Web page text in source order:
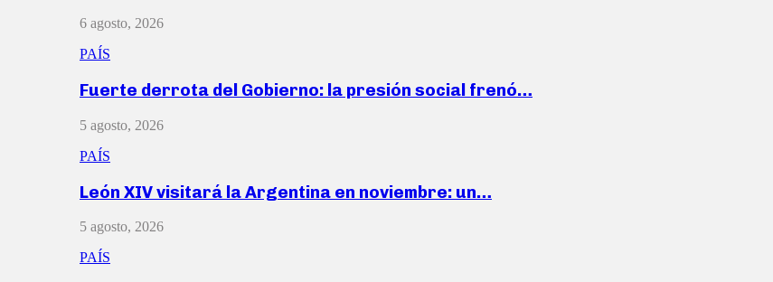
6 agosto, 2026
PAÍS
Fuerte derrota del Gobierno: la presión social frenó…
5 agosto, 2026
PAÍS
León XIV visitará la Argentina en noviembre: un…
5 agosto, 2026
PAÍS